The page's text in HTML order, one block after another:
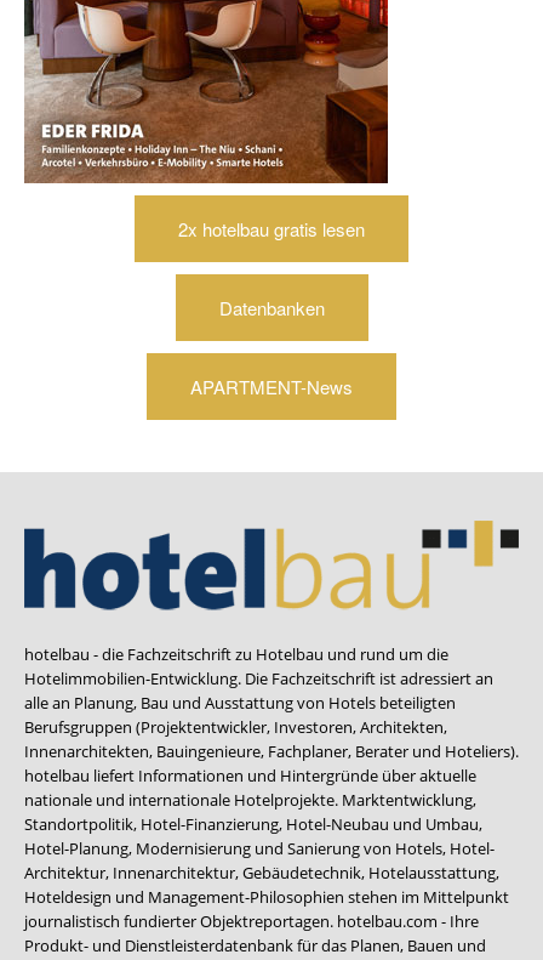
2x hotelbau gratis lesen
Datenbanken
APARTMENT-News
hotelbau - die Fachzeitschrift zu Hotelbau und rund um die
Hotelimmobilien-Entwicklung. Die Fachzeitschrift ist adressiert an
alle an Planung, Bau und Ausstattung von Hotels beteiligten
Berufsgruppen (Projektentwickler, Investoren, Architekten,
Innenarchitekten, Bauingenieure, Fachplaner, Berater und Hoteliers).
hotelbau liefert Informationen und Hintergründe über aktuelle
nationale und internationale Hotelprojekte. Marktentwicklung,
Standortpolitik, Hotel-Finanzierung, Hotel-Neubau und Umbau,
Hotel-Planung, Modernisierung und Sanierung von Hotels, Hotel-
Architektur, Innenarchitektur, Gebäudetechnik, Hotelausstattung,
Hoteldesign und Management-Philosophien stehen im Mittelpunkt
journalistisch fundierter Objektreportagen. hotelbau.com - Ihre
Produkt- und Dienstleisterdatenbank für das Planen, Bauen und